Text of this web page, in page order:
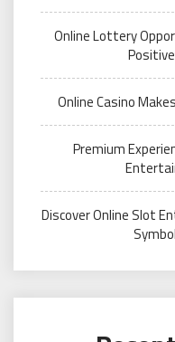
Online Lottery
Online Casino
Premium
Discover Online Slot